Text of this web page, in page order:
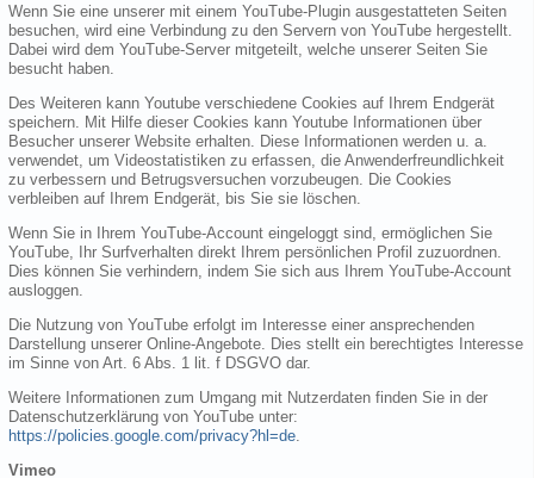
Wenn Sie eine unserer mit einem YouTube-Plugin ausgestatteten Seiten
besuchen, wird eine Verbindung zu den Servern von YouTube hergestellt.
Dabei wird dem YouTube-Server mitgeteilt, welche unserer Seiten Sie
besucht haben.
Des Weiteren kann Youtube verschiedene Cookies auf Ihrem Endgerät
speichern. Mit Hilfe dieser Cookies kann Youtube Informationen über
Besucher unserer Website erhalten. Diese Informationen werden u. a.
verwendet, um Videostatistiken zu erfassen, die Anwenderfreundlichkeit
zu verbessern und Betrugsversuchen vorzubeugen. Die Cookies
verbleiben auf Ihrem Endgerät, bis Sie sie löschen.
Wenn Sie in Ihrem YouTube-Account eingeloggt sind, ermöglichen Sie
YouTube, Ihr Surfverhalten direkt Ihrem persönlichen Profil zuzuordnen.
Dies können Sie verhindern, indem Sie sich aus Ihrem YouTube-Account
ausloggen.
Die Nutzung von YouTube erfolgt im Interesse einer ansprechenden
Darstellung unserer Online-Angebote. Dies stellt ein berechtigtes Interesse
im Sinne von Art. 6 Abs. 1 lit. f DSGVO dar.
Weitere Informationen zum Umgang mit Nutzerdaten finden Sie in der
Datenschutzerklärung von YouTube unter:
https://policies.google.com/privacy?hl=de
Vimeo